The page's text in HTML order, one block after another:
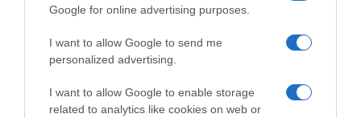
Google for online advertising purposes.
I want to allow Google to send me
personalized advertising.
I want to allow Google to enable storage
related to analytics like cookies on web or
ΕΛΛΑΔΑ